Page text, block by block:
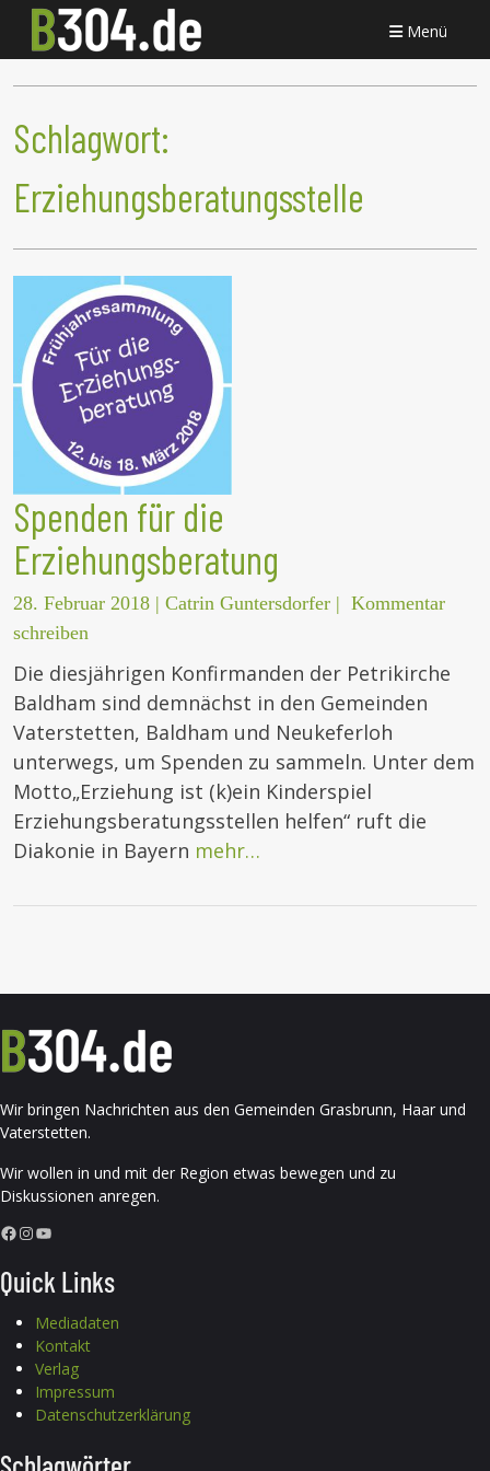
Menü
Schlagwort:
Erziehungsberatungsstelle
Spenden für die
Erziehungsberatung
28. Februar 2018 | Catrin Guntersdorfer | Kommentar
schreiben
Die diesjährigen Konfirmanden der Petrikirche
Baldham sind demnächst in den Gemeinden
Vaterstetten, Baldham und Neukeferloh
unterwegs, um Spenden zu sammeln. Unter dem
Motto„Erziehung ist (k)ein Kinderspiel
Erziehungsberatungsstellen helfen“ ruft die
Diakonie in Bayern mehr…
Wir bringen Nachrichten aus den Gemeinden Grasbrunn, Haar und
Vaterstetten.
Wir wollen in und mit der Region etwas bewegen und zu
Diskussionen anregen.
Facebook InstagramYouTube
Quick Links
Mediadaten
Kontakt
Verlag
Impressum
Datenschutzerklärung